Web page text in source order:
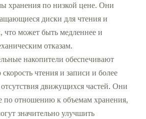
хранения по низкой цене. Они
диски для чтения и
что может быть медленнее и
отказам.
накопители обеспечивают
чтения и записи и более
движущихся частей. Они
по отношению к объемам хранения,
значительно улучшить